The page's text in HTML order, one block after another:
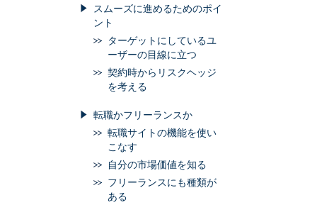
スムーズに進めるためのポイ
ント
ターゲットにしているユ
ーザーの目線に立つ
契約時からリスクヘッジ
を考える
転職かフリーランスか
転職サイトの機能を使い
こなす
自分の市場価値を知る
フリーランスにも種類が
ある